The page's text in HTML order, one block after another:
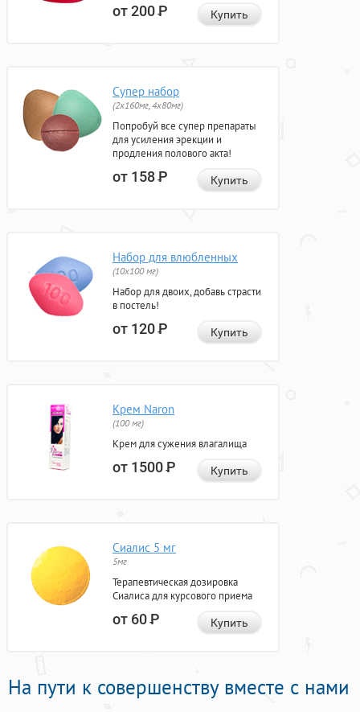
от 200Р Купить
Супер набор
(2х160мг, 4х80мг)
Попробуй все супер препараты
для усиления эрекции и
продления полового акта!
от 158Р Купить
Набор для влюбленных
(10х100 мг)
Набор для двоих, добавь страсти
в постель!
от 120Р Купить
Крем Naron
(100 мг)
Крем для сужения влагалища
от 1500Р Купить
Сиалис 5 мг
5мг
Терапевтическая дозировка
Сиалиса для курсового приема
от 60Р Купить
На пути к совершенству вместе с нами